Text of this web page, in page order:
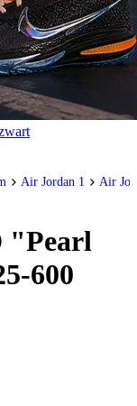
Air Jordan 1 Air
"Pearl
600